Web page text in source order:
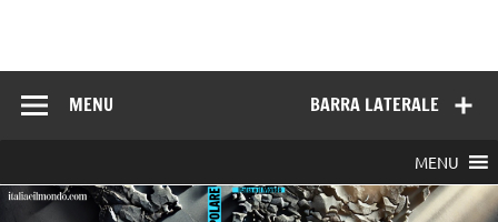
BARRA LATERALE
MENU
MENU